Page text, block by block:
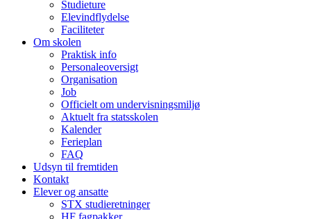
Studieture
Elevindflydelse
Faciliteter
Om skolen
Praktisk info
Personaleoversigt
Organisation
Job
Officielt om undervisningsmiljø
Aktuelt fra statsskolen
Kalender
Ferieplan
FAQ
Udsyn til fremtiden
Kontakt
Elever og ansatte
STX studieretninger